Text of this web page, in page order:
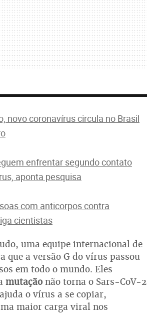
novo coronavírus circula no Brasil
enfrentar segundo contato
aponta pesquisa
com anticorpos contra
cientistas
uma equipe internacional de
que a versão G do vírus passou
em todo o mundo. Eles
mutação não torna o Sars-CoV-2
o vírus a se copiar,
maior carga viral nos